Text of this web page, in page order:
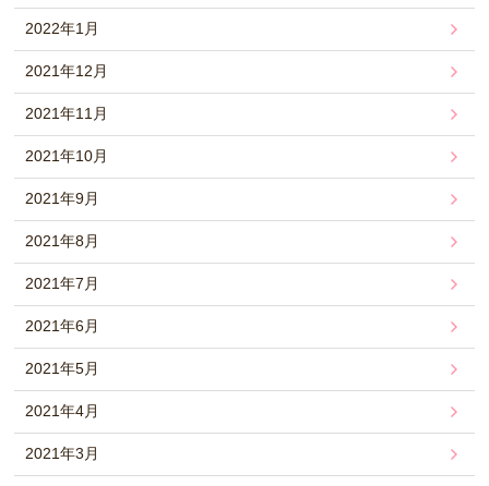
2022年1月
2021年12月
2021年11月
2021年10月
2021年9月
2021年8月
2021年7月
2021年6月
2021年5月
2021年4月
2021年3月